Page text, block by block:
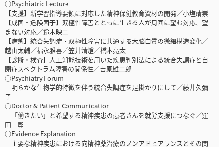
○Psychiatric Lecture
【支援】新学習指導要領に対応した精神保健教育資材の開発／小塩靖崇
【成因・危険因子】双極性障害とともに生きる人が周囲に望む対応、望
まない対応／鈴木映二
【病態】統合失調症・双極性障害に共通する大脳白質の微細構造変化／
越山太輔／福永雅喜／笠井清澄／橋本亮太
【診断・検査】人工知能技術を用いた疾患判別法による統合失調症と自
閉症スペクトラム障害の関係性／吉原雄二郎
○Psychiatry Forum
明らかな生物学的特徴を伴う統合失調症を足掛かりにして／藤井久彌
子
○Doctor & Patient Communication
「働きたい」と希望する精神疾患の患者さんを就労支援につなぐ／窪
田 彰
○Evidence Explanation
主要な精神疾患における向精神薬治療のノンアドヒアランスとその関